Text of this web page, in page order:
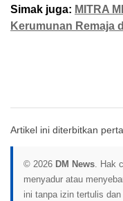
Simak juga: MITRA
Kerumunan Remaja
Artikel ini diterbitkan
© 2026 DM News. Hak
menyadur atau
ini tanpa izin tertulis